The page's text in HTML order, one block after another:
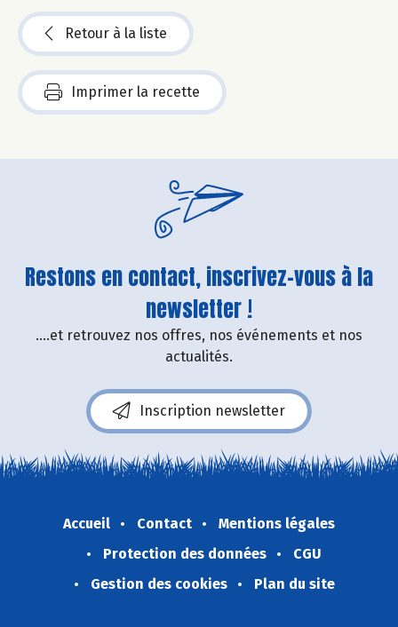
Retour à la liste
Imprimer la recette
Restons en contact, inscrivez-vous à la
newsletter !
....et retrouvez nos offres, nos événements et nos
actualités.
Inscription newsletter
Accueil Contact
Mentions légales
Protection des données
CGU
Gestion des cookies
Plan du site